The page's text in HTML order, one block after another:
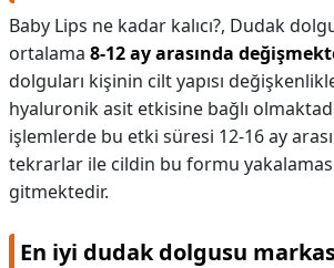
Baby Lips ne kadar kalıcı?, Dudak
ortalama 8-12 ay arasında
dolguları kişinin cilt yapısı
hyaluronik asit etkisine bağlı
işlemlerde bu etki süresi 12-16 ay
tekrarlar ile cildin bu formu
gitmektedir.
En iyi dudak dolgusu